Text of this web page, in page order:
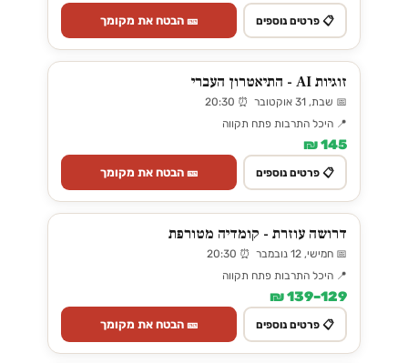
📋 פרטים נוספים 🎫 הבטח את מקומך
זוגיות AI - התיאטרון העברי
📅 שבת, 31 אוקטובר ⏰ 20:30
📍 היכל התרבות פתח תקווה
145 ₪
📋 פרטים נוספים 🎫 הבטח את מקומך
דרושה עוזרת - קומדיה מטורפת
📅 חמישי, 12 נובמבר ⏰ 20:30
📍 היכל התרבות פתח תקווה
129–139 ₪
📋 פרטים נוספים 🎫 הבטח את מקומך